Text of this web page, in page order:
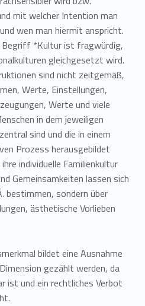
mit welcher Intention man
wen man hiermit anspricht.
Begriff *Kultur ist fragwürdig,
gleichgesetzt wird.
sind nicht zeitgemäß,
Werte, Einstellungen,
Werte und viele
in dem jeweiligen
sind und die in einem
Prozess herausgebildet
individuelle Familienkultur
Gemeinsamkeiten lassen sich
bestimmen, sondern über
ästhetische Vorlieben
bildet eine Ausnahme
gezählt werden, da
ist und ein rechtliches Verbot